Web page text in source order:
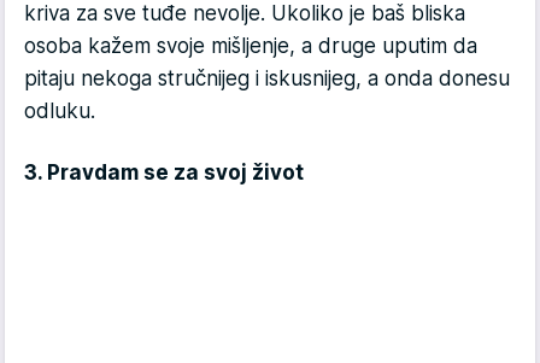
kriva za sve tuđe nevolje. Ukoliko je baš bliska
osoba kažem svoje mišljenje, a druge uputim da
pitaju nekoga stručnijeg i iskusnijeg, a onda donesu
odluku.
3. Pravdam se za svoj život